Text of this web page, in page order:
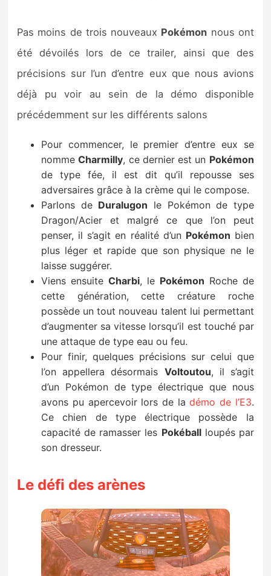
Pas moins de trois nouveaux Pokémon nous ont
été dévoilés lors de ce trailer, ainsi que des
précisions sur l’un d’entre eux que nous avions
déjà pu voir au sein de la démo disponible
précédemment sur les différents salons
Pour commencer, le premier d’entre eux se
nommeCharmilly, ce dernier est un Pokémon
de type fée, il est dit qu’il repousse ses
adversaires grâce à la crème qui le compose.
Parlons de Duralugon le Pokémon de type
Dragon/Acier et malgré ce que l’on peut
penser, il s’agit en réalité d’un Pokémon bien
plus léger et rapide que son physique ne le
laisse suggérer.
Viens ensuiteCharbi, le Pokémon Roche de
cette génération, cette créature roche
possède un tout nouveau talent lui permettant
d’augmenter sa vitesse lorsqu’il est touché par
une attaque de type eau ou feu.
Pour finir, quelques précisions sur celui que
l’on appellera désormais Voltoutou, il s’agit
d’un Pokémon de type électrique que nous
avons pu apercevoir lors de ladémo de l’E3.
Ce chien de type électrique possède la
capacité de ramasser les Pokéballloupés par
son dresseur.
Le défi des arènes